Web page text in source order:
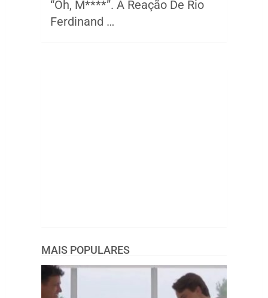
“Oh, M****”. A Reação De Rio
Ferdinand …
MAIS POPULARES